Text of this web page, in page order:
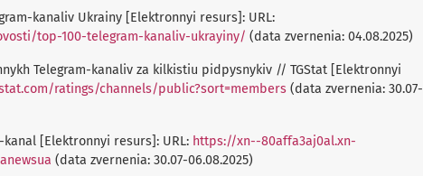
kanaliv Ukrainy [Elektronnyi resurs]: URL:
top-100-telegram-kanaliv-ukrayiny/ (data zvernenia: 04.08.2025)
Telegram-kanaliv za kilkistiu pidpysnykiv // TGStat [Elektronnyi
ratings/channels/public?sort=members (data zvernenia: 30.07-
kanal [Elektronnyi resurs]: URL: https://xn--80affa3aj0al.xn-
(data zvernenia: 30.07-06.08.2025)